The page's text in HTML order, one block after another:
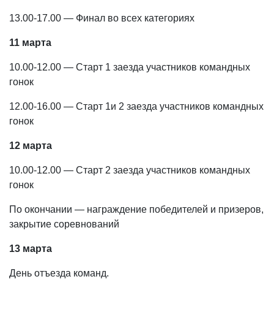
13.00-17.00 — Финал во всех категориях
11 марта
10.00-12.00 — Старт 1 заезда участников командных
гонок
12.00-16.00 — Старт 1и 2 заезда участников командных
гонок
12 марта
10.00-12.00 — Старт 2 заезда участников командных
гонок
По окончании — награждение победителей и призеров,
закрытие соревнований
13 марта
День отъезда команд.